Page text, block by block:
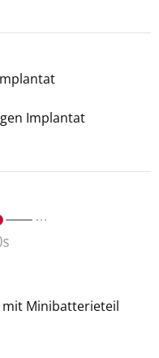
Implantat
Minibatterieteil